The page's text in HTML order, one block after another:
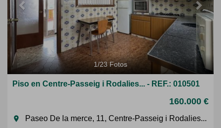
1/23Fotos
Piso en Centre-Passeig i Rodalies... - REF.: 010501
160.000 €
room
Paseo De la merce, 11, Centre-Passeig i Rodalies...